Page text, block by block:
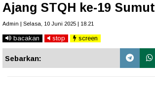
Ajang STQH ke-19 Sumut
Admin | Selasa, 10 Juni 2025 | 18.21
bacakan stop screen
Sebarkan: